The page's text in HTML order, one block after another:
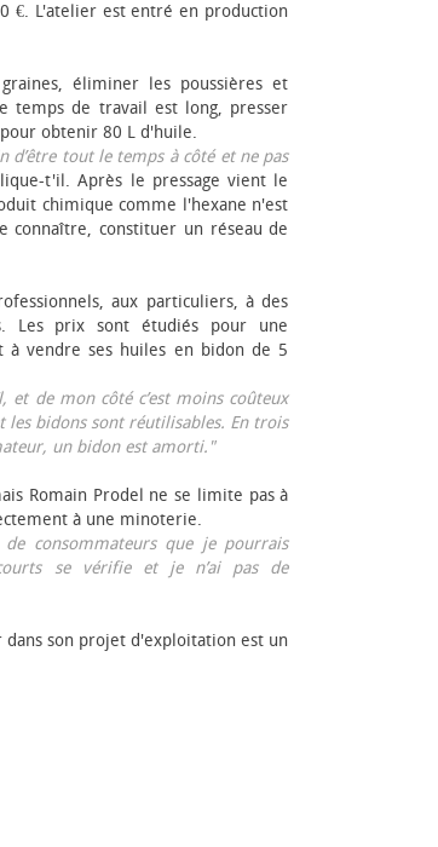
€. L'atelier est entré en production
éliminer les poussières et
temps de travail est long, presser
obtenir 80 L d'huile.
d’être tout le temps à côté et ne pas
t'il. Après le pressage vient le
chimique comme l'hexane n'est
constituer un réseau de
aux particuliers, à des
Les prix sont étudiés pour une
vendre ses huiles en bidon de 5
de mon côté c’est moins coûteux
les bidons sont réutilisables. En trois
un bidon est amorti."
Romain Prodel ne se limite pas à
à une minoterie.
consommateurs que je pourrais
se vérifie et je n’ai pas de
son projet d'exploitation est un